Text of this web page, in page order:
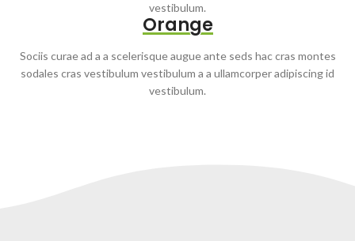
vestibulum.
Orange
Sociis curae ad a a scelerisque augue ante seds hac cras montes
sodales cras vestibulum vestibulum a a ullamcorper adipiscing id
vestibulum.